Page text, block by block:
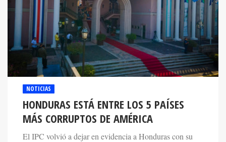
NOTICIAS
HONDURAS ESTÁ ENTRE LOS 5 PAÍSES
MÁS CORRUPTOS DE AMÉRICA
El IPC volvió a dejar en evidencia a Honduras con su